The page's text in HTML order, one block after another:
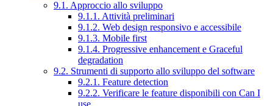
9.1. Approccio allo sviluppo
9.1.1. Attività preliminari
9.1.2. Web design responsivo e accessibile
9.1.3. Mobile first
9.1.4. Progressive enhancement e Graceful
degradation
9.2. Strumenti di supporto allo sviluppo del software
9.2.1. Feature detection
9.2.2. Verificare le feature disponibili con Can I
use